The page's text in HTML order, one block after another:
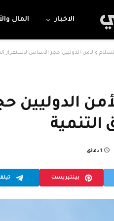
الاخبار المال
والأمن الدوليين حجر الأساس لاستقرار
الدوليين
1 دقائق
بينتيريست